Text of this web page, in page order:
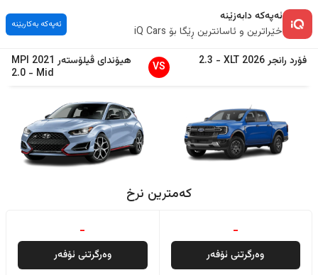
ئەپەکە دابەزێنە
خێراترین و ئاسانترین ڕێگا بۆ iQ Cars
ئەپەکە بەکاربێنە
فۆرد رانجر2026
XLT
-
2.3
VS هیۆندایڤیلۆستەر 2021
MPI
Mid
-
2.0
کەمترین نرخ
-
وەرگرتنی ئۆفەر
-
وەرگرتنی ئۆفەر